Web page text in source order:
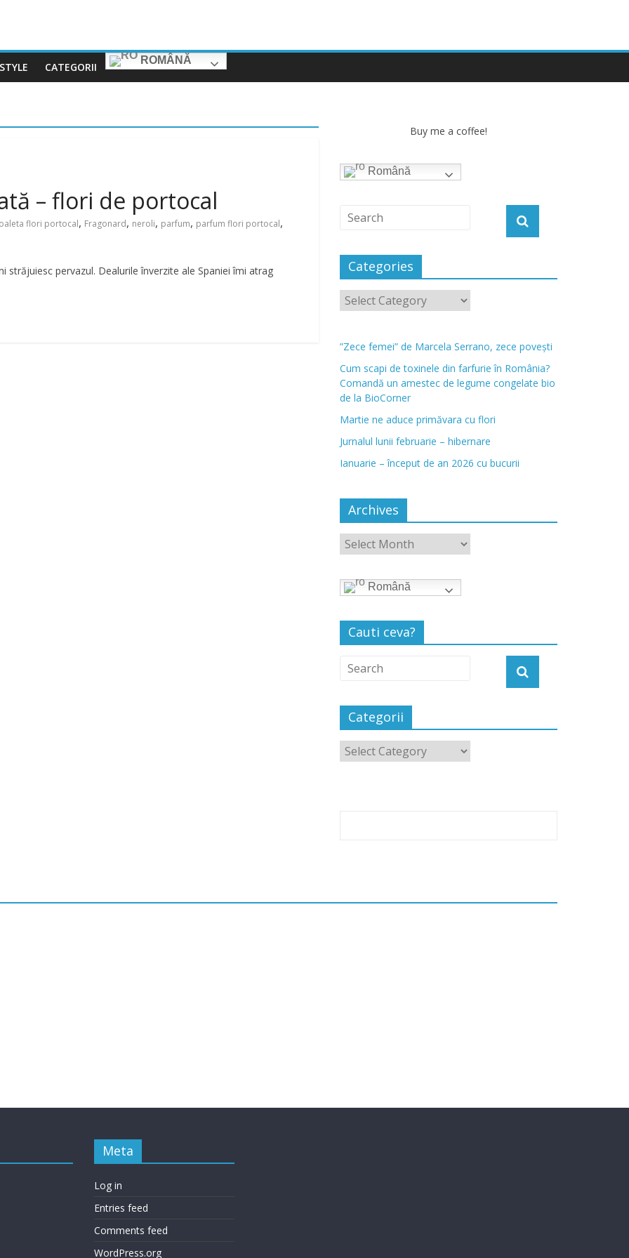
CATEGORII
ROMÂNĂ
– flori de portocal
flori portocal, Fragonard, neroli, parfum, parfum flori portocal,
străjuiesc pervazul. Dealurile înverzite ale Spaniei îmi atrag
Buy me a coffee!
Română
Categories
”Zece femei” de Marcela Serrano, zece povești
Cum scapi de toxinele din farfurie în România?
Comandă un amestec de legume congelate bio
de la BioCorner
Martie ne aduce primăvara cu flori
Jurnalul lunii februarie – hibernare
Ianuarie – început de an 2026 cu bucurii
Archives
Română
Cauti ceva?
Categorii
Meta
Log in
Entries feed
Comments feed
WordPress.org